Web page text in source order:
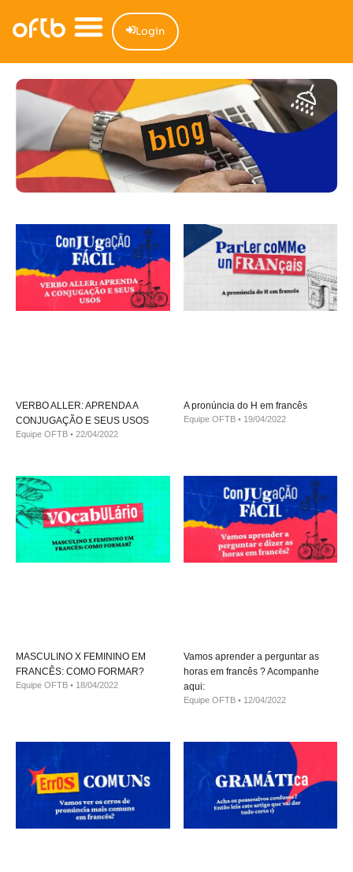
Login
VERBO ALLER: APRENDA A
CONJUGAÇÃO E SEUS USOS
Equipe OFTB 22/04/2022
A pronúncia do H em francês
Equipe OFTB 19/04/2022
MASCULINO X FEMININO EM
FRANCÊS: COMO FORMAR?
Equipe OFTB 18/04/2022
Vamos aprender a perguntar as
horas em francês ? Acompanhe
aqui:
Equipe OFTB 12/04/2022